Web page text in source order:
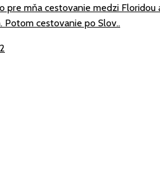
pre mňa cestovanie medzi Floridou
Potom cestovanie po Slov..
2